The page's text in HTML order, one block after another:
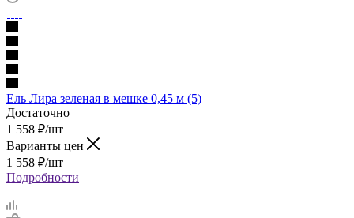
Ель Лира зеленая в мешке 0,45 м (5)
Достаточно
1 558 ₽/шт
Варианты цен
1 558 ₽/шт
Подробности